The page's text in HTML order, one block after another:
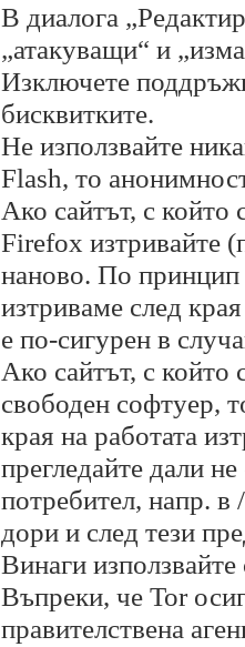
В диалога
„атакуващи“ и
Изключете
бисквитките.
Не използвайте
Flash, то
Ако сайтът, с който
Firefox изтривайте
наново. По принцип
изтриваме след
е по-сигурен в
Ако сайтът, с който
свободен софтуер,
края на работата
прегледайте дали
потребител, напр.
дори и след тези
Винаги
Въпреки, че Tor
правителствена